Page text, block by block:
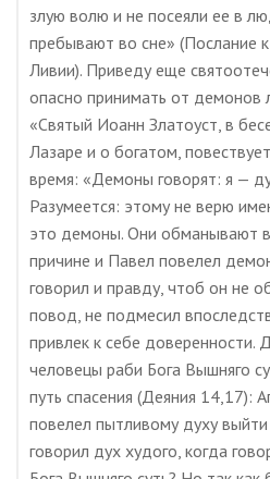
злую волю и не посеяли ее в
пребывают во сне» (Послание
Ливии). Приведу еще
опасно принимать от демонов
«Святый Иоанн Златоуст, в
Лазаре и о богатом,
время: «Демоны говорят: я —
Разумеется: этому не верю
это демоны. Они обманывают
причине и Павел повелел
говорил и правду, чтоб он не
повод, не подмесил
привлек к себе доверенности.
человецы раби Бога Вышняго
путь спасения (Деяния 14,17):
повелел пытливому духу
говорил дух худого, когда